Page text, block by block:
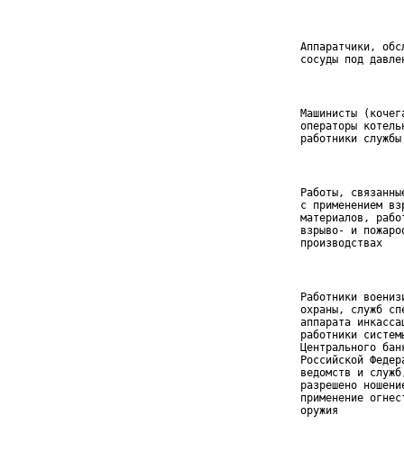
Аппаратчики,
сосуды под
Машинисты
операторы
работники
Работы,
с применением
материалов,
взрыво- и
производствах
Работники
охраны, служб
аппарата
работники
Центрального
Российской
ведомств и
разрешено
применение
оружия